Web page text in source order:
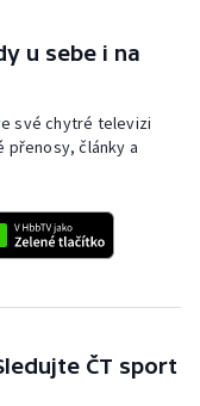
u sebe i na
své chytré televizi
přenosy, články a
ČT sport